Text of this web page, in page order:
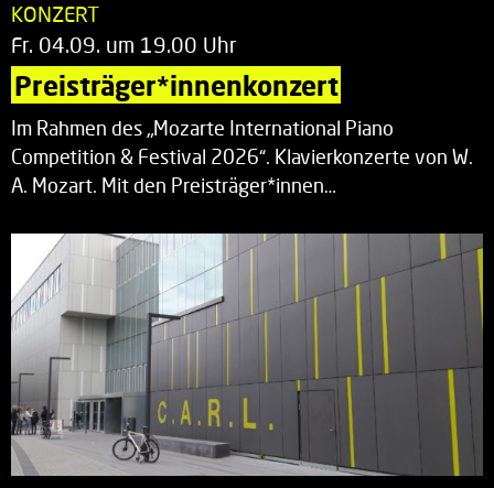
KONZERT
Fr. 04.09. um 19.00 Uhr
Preisträger*innenkonzert
Im Rahmen des „Mozarte International Piano
Competition & Festival 2026“. Klavierkonzerte von W.
A. Mozart. Mit den Preisträger*innen…